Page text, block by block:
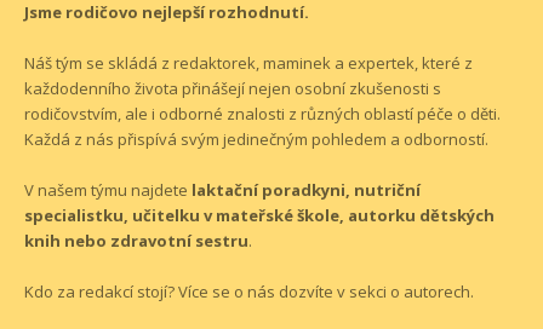
Jsme rodičovo nejlepší rozhodnutí.
Náš tým se skládá z redaktorek, maminek a expertek, které z
každodenního života přinášejí nejen osobní zkušenosti s
rodičovstvím, ale i odborné znalosti z různých oblastí péče o děti.
Každá z nás přispívá svým jedinečným pohledem a odborností.
V našem týmu najdete laktační poradkyni, nutriční
specialistku, učitelku v mateřské škole, autorku dětských
knih nebo zdravotní sestru.
Kdo za redakcí stojí? Více se o nás dozvíte v sekci o autorech.